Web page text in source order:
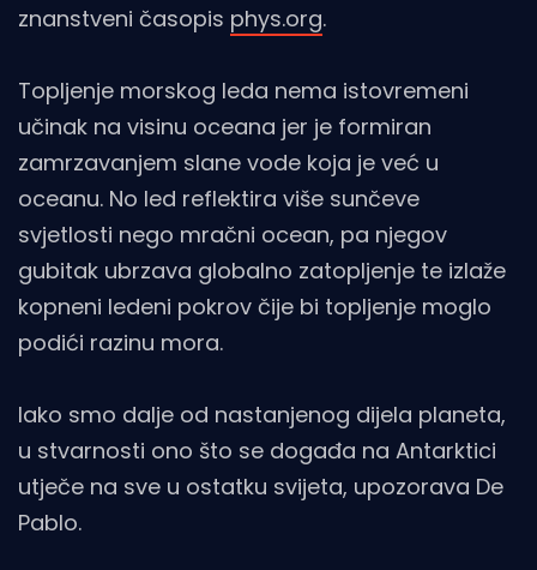
znanstveni časopis phys.org.
Topljenje morskog leda nema istovremeni
učinak na visinu oceana jer je formiran
zamrzavanjem slane vode koja je već u
oceanu. No led reflektira više sunčeve
svjetlosti nego mračni ocean, pa njegov
gubitak ubrzava globalno zatopljenje te izlaže
kopneni ledeni pokrov čije bi topljenje moglo
podići razinu mora.
Iako smo dalje od nastanjenog dijela planeta,
u stvarnosti ono što se događa na Antarktici
utječe na sve u ostatku svijeta, upozorava De
Pablo.